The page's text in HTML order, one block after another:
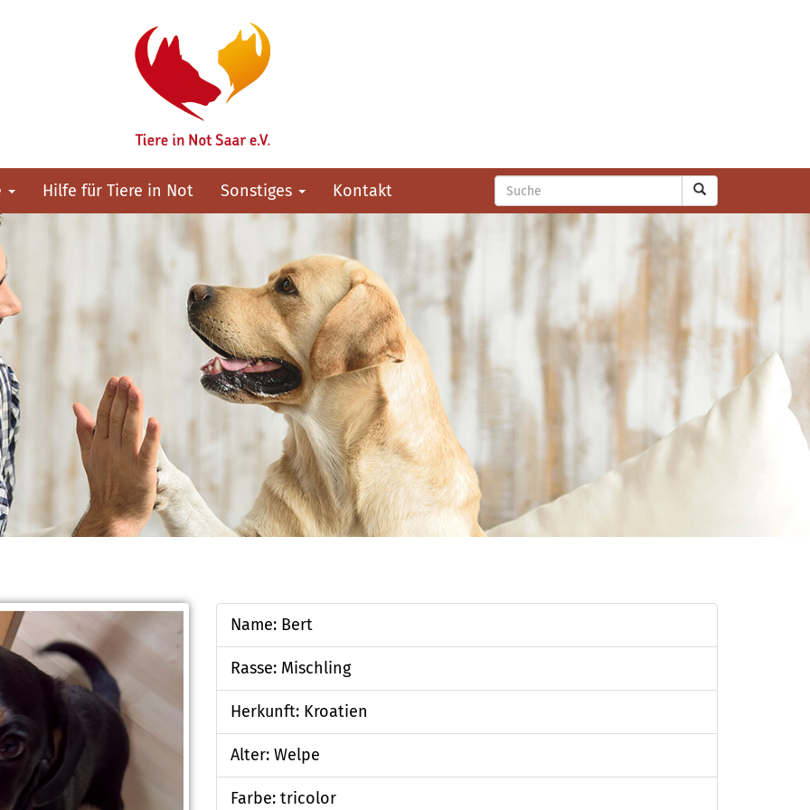
Hilfe für Tiere in Not Sonstiges Kontakt
Name: Bert
Rasse: Mischling
Herkunft: Kroatien
Alter: Welpe
Farbe: tricolor